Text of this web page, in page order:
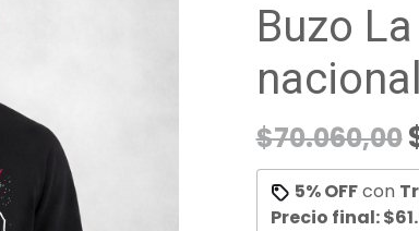
Buzo
nacional
$70.060,00
5% OFFcon
Precio final: